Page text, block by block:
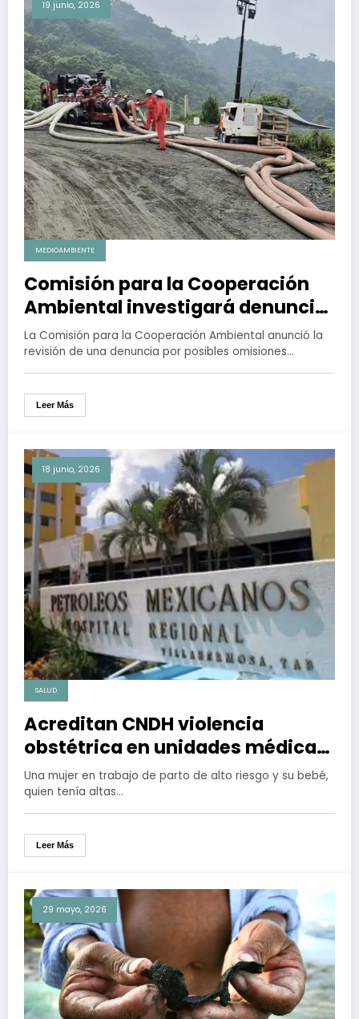
19 junio, 2026
MEDIOAMBIENTE
Comisión para la Cooperación
Ambiental investigará denuncia
de contaminación por la
explosión pozo petrolero en Las
Choapas, Veracruz
La Comisión para la Cooperación Ambiental anunció la
revisión de una denuncia por posibles omisiones…
Leer Más
18 junio, 2026
SALUD
Acreditan CNDH violencia
obstétrica en unidades médicas
de Pemex
Una mujer en trabajo de parto de alto riesgo y su bebé,
quien tenía altas…
Leer Más
29 mayo, 2026